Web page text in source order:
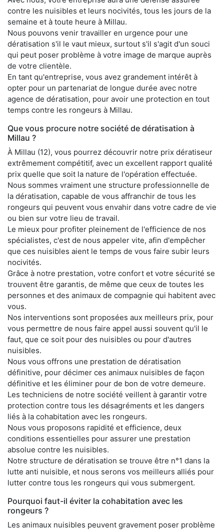
contre les nuisibles et leurs nocivités, tous les jours de la
semaine et à toute heure à Millau.
Nous pouvons venir travailler en urgence pour une
dératisation s'il le vaut mieux, surtout s'il s'agit d'un souci
qui peut poser problème à votre image de marque auprès
de votre clientèle.
En tant qu'entreprise, vous avez grandement intérêt à
opter pour un partenariat de longue durée avec notre
agence de dératisation, pour avoir une protection en tout
temps contre les rongeurs à Millau.
Que vous procure notre société de dératisation à
Millau ?
À Millau (12), vous pourrez découvrir notre prix dératiseur
extrêmement compétitif, avec un excellent rapport qualité
prix quelle que soit la nature de l'opération effectuée.
Nous sommes vraiment une structure professionnelle de
la dératisation, capable de vous affranchir de tous les
rongeurs qui peuvent vous envahir dans votre cadre de vie
ou bien sur votre lieu de travail.
Le mieux pour profiter pleinement de l'efficience de nos
spécialistes, c'est de nous appeler vite, afin d'empêcher
que ces nuisibles aient le temps de vous faire subir leurs
nocivités.
Grâce à notre prestation, votre confort et votre sécurité se
trouvent être garantis, de même que ceux de toutes les
personnes et des animaux de compagnie qui habitent avec
vous.
Nos interventions sont proposées aux meilleurs prix, pour
vous permettre de nous faire appel aussi souvent qu'il le
faut, que ce soit pour des nuisibles ou pour d'autres
nuisibles.
Nous vous offrons une prestation de dératisation
définitive, pour décimer ces animaux nuisibles de façon
définitive et les éliminer pour de bon de votre demeure.
Les techniciens de notre société veillent à garantir votre
protection contre tous les désagréments et les dangers
liés à la cohabitation avec les rongeurs.
Nous vous proposons rapidité et efficience, deux
conditions essentielles pour assurer une prestation
absolue contre les nuisibles.
Notre structure de dératisation se trouve être n°1 dans la
lutte anti nuisible, et nous serons vos meilleurs alliés pour
lutter contre tous les rongeurs qui vous submergent.
Pourquoi faut-il éviter la cohabitation avec les
rongeurs ?
Les animaux nuisibles peuvent gravement poser problème